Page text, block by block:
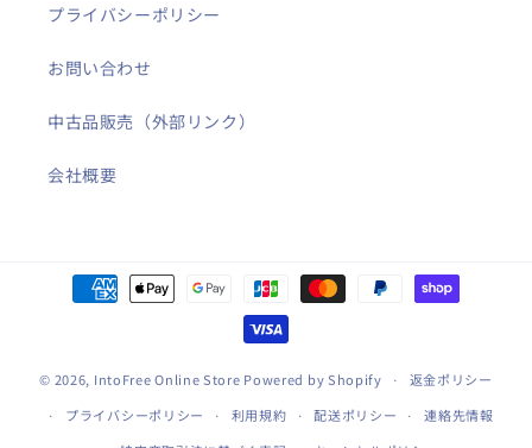
プライバシーポリシー
お問い合わせ
中古品販売（外部リンク）
会社概要
法
© 2026, IntoFree Online Store Powered by Shopify
返金ポリシー
プライバシーポリシー
利用規約 配送ポリシー
連絡先情報